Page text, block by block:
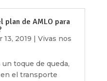
plan de AMLO para
13, 2019
Vivas nos
toque de queda,
el transporte